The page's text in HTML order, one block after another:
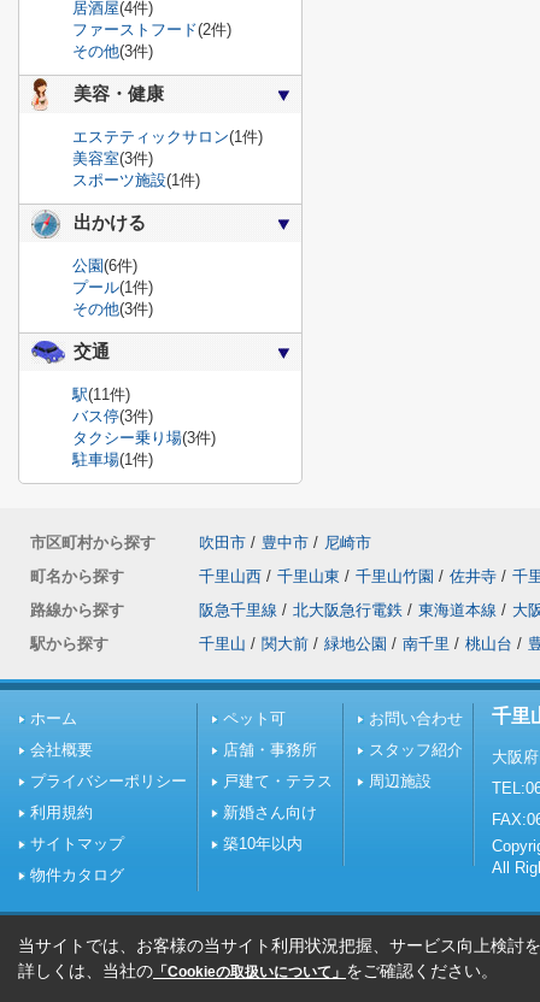
居酒屋(4件)
ファーストフード(2件)
その他(3件)
美容・健康
エステティックサロン(1件)
美容室(3件)
スポーツ施設(1件)
出かける
公園(6件)
プール(1件)
その他(3件)
交通
駅(11件)
バス停(3件)
タクシー乗り場(3件)
駐車場(1件)
市区町村から探す 吹田市 / 豊中市 / 尼崎市
町名から探す
千里山西 / 千里山東 / 千里山竹園 / 佐井寺 / 千
路線から探す
阪急千里線 / 北大阪急行電鉄 / 東海道本線 / 大
駅から探す
千里山 / 関大前 / 緑地公園 / 南千里 / 桃山台 /
ホーム
会社概要
プライバシーポリシー
利用規約
サイトマップ
物件カタログ
ペット可
店舗・事務所
戸建て・テラス
新婚さん向け
築10年以内
お問い合わせ
スタッフ紹介
周辺施設
千里
大阪
All
当サイトでは、お客様の当サイト利用状況把握、サービス向上検討
詳しくは、当社の 「Cookieの取扱いについて」 をご確認ください。